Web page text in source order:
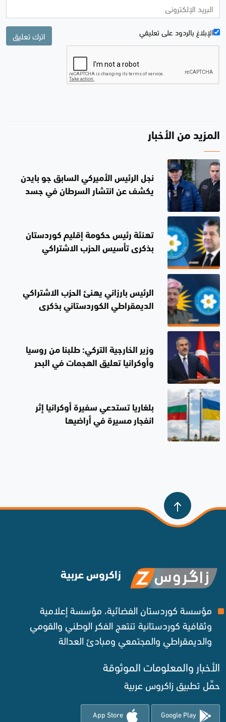
الإبلاغ بالردود علی تعليقي اترك تعليق
المزيد من الأخبار
نجل الرئيس الأميركي السابق جو بايدن
يكشف عن انتشار السرطان في جسد
تهنئة رئيس حكومة إقليم كوردستان
بذكرى تأسيس الحزب الاشتراكي
الرئيس بارزاني يهنئ الحزب الاشتراكي
الديمقراطي الكوردستاني بذكرى
وزير الخارجية التركي: طلبنا من روسيا
وأوكرانيا تعليق الهجمات في البحر
بلغاريا تستدعي سفيرة أوكرانيا إثر
انفجار مسيرة في أراضيها
زاكروس عربية
مؤسسة كوردستان الفضائية، مؤسسة إعلامية
وثقافية كوردستانية تنتهج الفكر الوطني والقومي
والديمقراطي والمجتمعي ومبادئ العدالة ‌
الأخبار والمعلومات الموثوقة‌
حمِّل تطبيق زاكروس عربية
Google Play
App Store